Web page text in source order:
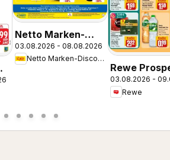
Netto Marken-
Discount Prospekt
Stetten Am Kalten
03.08.2026 - 08.08.2026
Netto Marken-Discount
Rewe
Wehr
03.08.2026 -
Rewe